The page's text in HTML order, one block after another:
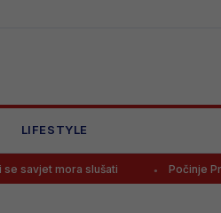
LIFESTYLE
slušati Počinje Premijer liga